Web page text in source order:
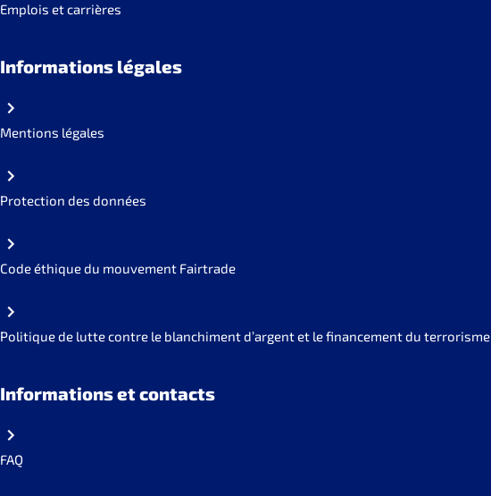
Emplois et carrières
Informations légales
Mentions légales
Protection des données
Code éthique du mouvement Fairtrade
Politique de lutte contre le blanchiment d’argent et le financement du terrorisme
Informations et contacts
FAQ